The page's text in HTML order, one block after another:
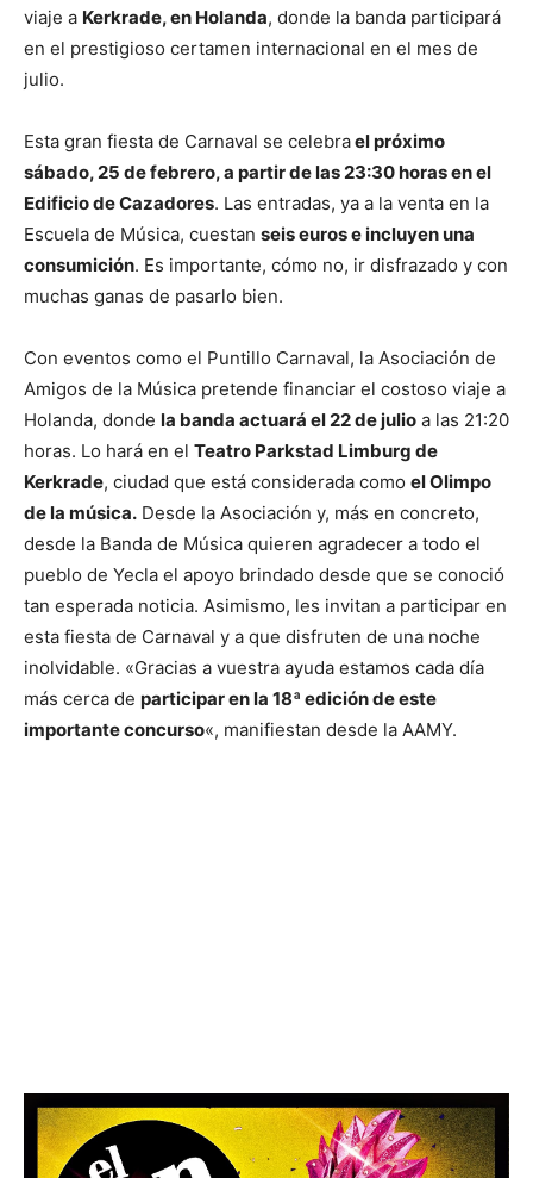
viaje a Kerkrade, en Holanda, donde la banda participará
en el prestigioso certamen internacional en el mes de
julio.
Esta gran fiesta de Carnaval se celebrael próximo
sábado, 25 de febrero, a partir de las 23:30 horas en el
Edificio de Cazadores. Las entradas, ya a la venta en la
Escuela de Música, cuestan seis euros e incluyen una
consumición. Es importante, cómo no, ir disfrazado y con
muchas ganas de pasarlo bien.
Con eventos como el Puntillo Carnaval, la Asociación de
Amigos de la Música pretende financiar el costoso viaje a
Holanda, donde la banda actuará el 22 de julio a las 21:20
horas. Lo hará en el Teatro Parkstad Limburg de
Kerkrade, ciudad que está considerada como el Olimpo
de la música. Desde la Asociación y, más en concreto,
desde la Banda de Música quieren agradecer a todo el
pueblo de Yecla el apoyo brindado desde que se conoció
tan esperada noticia. Asimismo, les invitan a participar en
esta fiesta de Carnaval y a que disfruten de una noche
inolvidable. «Gracias a vuestra ayuda estamos cada día
más cerca de participar en la 18ª edición de este
importante concurso«, manifiestan desde la AAMY.